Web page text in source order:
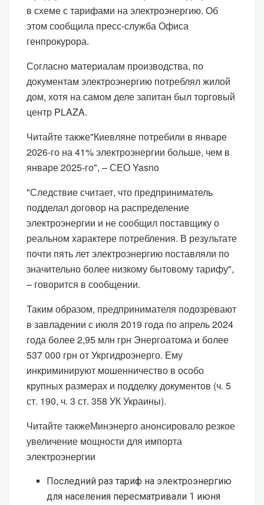
в схеме с тарифами на электроэнергию. Об
этом сообщила пресс-служба Офиса
генпрокурора.
Согласно материалам производства, по
документам электроэнергию потреблял жилой
дом, хотя на самом деле запитан был торговый
центр PLAZA.
Читайте также"Киевляне потребили в январе
2026-го на 41% электроэнергии больше, чем в
январе 2025-го", – СЕО Yasno
"Следствие считает, что предприниматель
подделал договор на распределение
электроэнергии и не сообщил поставщику о
реальном характере потребления. В результате
почти пять лет электроэнергию поставляли по
значительно более низкому бытовому тарифу",
– говорится в сообщении.
Таким образом, предпринимателя подозревают
в завладении с июля 2019 года по апрель 2024
года более 2,95 млн грн Энергоатома и более
537 000 грн от Укргидроэнерго. Ему
инкриминируют мошенничество в особо
крупных размерах и подделку документов (ч. 5
ст. 190, ч. 3 ст. 358 УК Украины).
Читайте такжеМинэнерго анонсировало резкое
увеличение мощности для импорта
электроэнергии
Последний раз тариф на электроэнергию
для населения пересматривали 1 июня